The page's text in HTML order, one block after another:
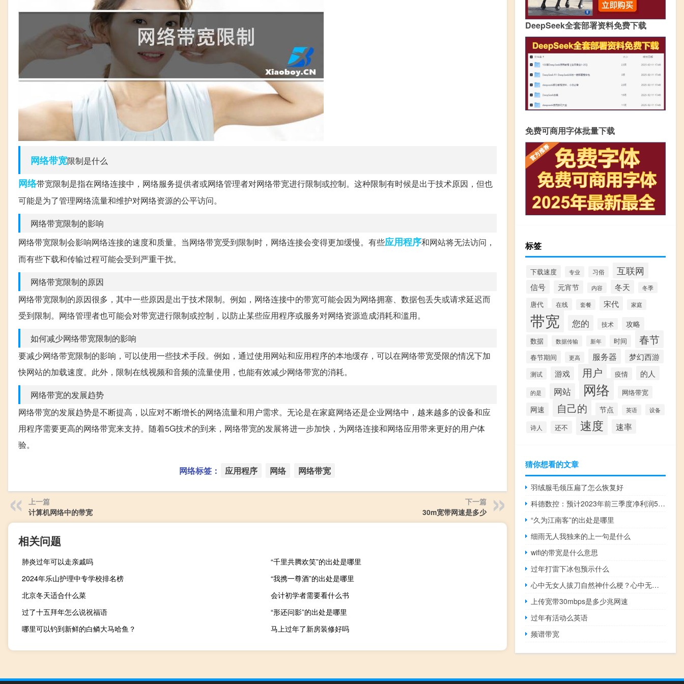
网络带宽限制是什么
网络带宽限制是指在网络连接中，网络服务提供者或网络管理者对网络带宽进行限制或控制。这种限制有时候是出于技术原因，但也
可能是为了管理网络流量和维护对网络资源的公平访问。
网络带宽限制的影响
网络带宽限制会影响网络连接的速度和质量。当网络带宽受到限制时，网络连接会变得更加缓慢。有些应用程序和网站将无法访问，
而有些下载和传输过程可能会受到严重干扰。
网络带宽限制的原因
网络带宽限制的原因很多，其中一些原因是出于技术限制。例如，网络连接中的带宽可能会因为网络拥塞、数据包丢失或请求延迟而
受到限制。网络管理者也可能会对带宽进行限制或控制，以防止某些应用程序或服务对网络资源造成消耗和滥用。
如何减少网络带宽限制的影响
要减少网络带宽限制的影响，可以使用一些技术手段。例如，通过使用网站和应用程序的本地缓存，可以在网络带宽受限的情况下加
快网站的加载速度。此外，限制在线视频和音频的流量使用，也能有效减少网络带宽的消耗。
网络带宽的发展趋势
网络带宽的发展趋势是不断提高，以应对不断增长的网络流量和用户需求。无论是在家庭网络还是企业网络中，越来越多的设备和应
用程序需要更高的网络带宽来支持。随着5G技术的到来，网络带宽的发展将进一步加快，为网络连接和网络应用带来更好的用户体
验。
网络标签： 应用程序 网络 网络带宽
上一篇
计算机网络中的带宽
下一篇
30m宽带网速是多少
相关问题
肺炎过年可以走亲戚吗
“千里共腾欢笑”的出处是哪里
2024年乐山护理中专学校排名榜
“我携一尊酒”的出处是哪里
北京冬天适合什么菜
会计初学者需要看什么书
过了十五拜年怎么说祝福语
“形还问影”的出处是哪里
哪里可以钓到新鲜的白鳞大马哈鱼？
马上过年了新房装修好吗
DeepSeek全套部署资料免费下载
免费可商用字体批量下载
标签
下载速度 专业 习俗 互联网
信号 元宵节 内容 冬天 冬季
唐代 在线 套餐 宋代 家庭
带宽 您的 技术 攻略
数据 数据传输 新年 时间 春节
春节期间 更高 服务器 梦幻西游
测试 游戏 用户 疫情 的人
的是 网站 网络 网络带宽
网速 自己的 节点 英语 设备
诗人 还不 速度 速率
猜你想看的文章
羽绒服毛领压扁了怎么恢复好
科德数控：预计2023年前三季度净利润5420万元至6080万元同比增加62.55%至82.34%
“久为江南客”的出处是哪里
细雨无人我独来的上一句是什么
wifi的带宽是什么意思
过年打雷下冰包预示什么
心中无女人拔刀自然神什么梗？心中无女人拔刀自然神是什么意思什么梗
上传宽带30mbps是多少兆网速
过年有活动么英语
频谱带宽